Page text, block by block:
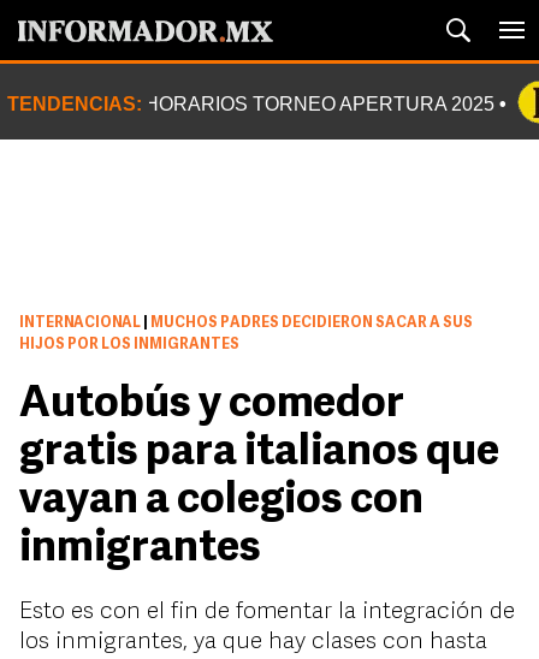
TENDENCIAS: HORARIOS TORNEO APERTURA 2025
INTERNACIONAL
MUCHOS PADRES DECIDIERON SACAR A SUS
HIJOS POR LOS INMIGRANTES
Autobús y comedor
gratis para italianos que
vayan a colegios con
inmigrantes
Esto es con el fin de fomentar la integración de
los inmigrantes, ya que hay clases con hasta